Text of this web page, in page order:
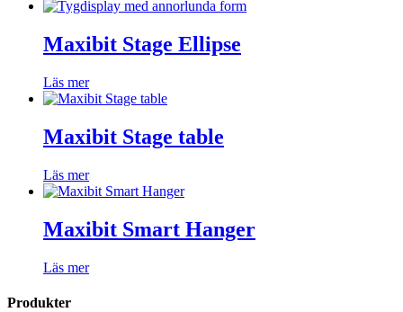
Maxibit Stage Ellipse
Läs mer
Maxibit Stage table
Läs mer
Maxibit Smart Hanger
Läs mer
Produkter